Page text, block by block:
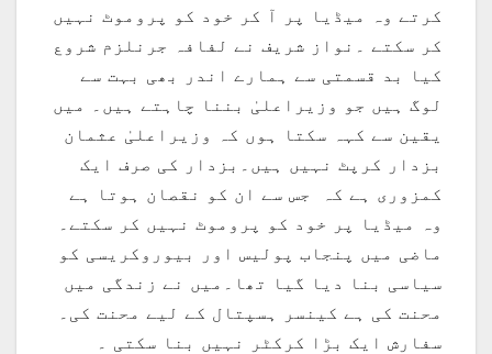
کرتے وہ میڈیا پر آ کر خود کو پروموٹ نہیں
کر سکتے ۔نواز شریف نے لفافہ جرنلزم شروع
کیا بد قسمتی سے ہمارے اندر بھی بہت سے
لوگ ہیں جو وزیراعلیٰ بننا چاہتے ہیں۔ میں
یقین سے کہہ سکتا ہوں کہ وزیراعلیٰ عثمان
بزدار کرپٹ نہیں ہیں۔بزدار کی صرف ایک
کمزوری ہے کہ جس سے ان کو نقصان ہوتا ہے
وہ میڈیا پر خود کو پروموٹ نہیں کر سکتے۔
ماضی میں پنجاب پولیس اور بیوروکریسی کو
سیاسی بنا دیا گیا تھا۔میں نے زندگی میں
محنت کی ہے کینسر ہسپتال کے لیے محنت کی۔
سفارش ایک بڑا کرکٹر نہیں بنا سکتی ۔